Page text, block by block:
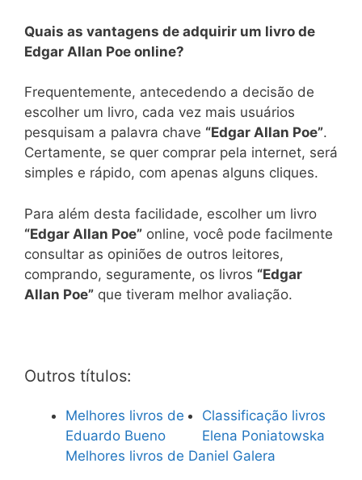
Quais as vantagens de adquirir um livro de
Edgar Allan Poe online?
Frequentemente, antecedendo a decisão de
escolher um livro, cada vez mais usuários
pesquisam a palavra chave “Edgar Allan Poe”.
Certamente, se quer comprar pela internet, será
simples e rápido, com apenas alguns cliques.
Para além desta facilidade, escolher um livro
“Edgar Allan Poe” online, você pode facilmente
consultar as opiniões de outros leitores,
comprando, seguramente, os livros “Edgar
Allan Poe” que tiveram melhor avaliação.
Outros títulos:
Melhores livros de
Eduardo Bueno
Classificação livros
Elena Poniatowska
Melhores livros de Daniel Galera